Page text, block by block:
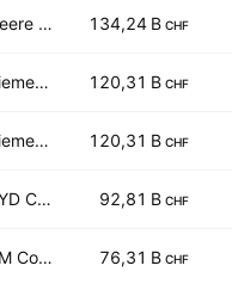
Deere & Company 134,24 B CHF
Siemens Energy AG 120,31 B CHF
Siemens Energy AG 120,31 B CHF
BYD Company Limited Class H 92,81 B CHF
3M Company 76,31 B CHF